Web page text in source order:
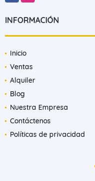
INFORMACIÓN
Inicio
Ventas
Alquiler
Blog
Nuestra Empresa
Contáctenos
Políticas de privacidad